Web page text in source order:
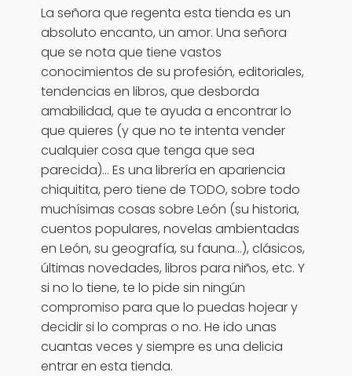
La señora que regenta esta tienda es un
absoluto encanto, un amor. Una señora
que se nota que tiene vastos
conocimientos de su profesión, editoriales,
tendencias en libros, que desborda
amabilidad, que te ayuda a encontrar lo
que quieres (y que no te intenta vender
cualquier cosa que tenga que sea
parecida)... Es una librería en apariencia
chiquitita, pero tiene de TODO, sobre todo
muchísimas cosas sobre León (su historia,
cuentos populares, novelas ambientadas
en León, su geografía, su fauna...), clásicos,
últimas novedades, libros para niños, etc. Y
si no lo tiene, te lo pide sin ningún
compromiso para que lo puedas hojear y
decidir si lo compras o no. He ido unas
cuantas veces y siempre es una delicia
entrar en esta tienda.